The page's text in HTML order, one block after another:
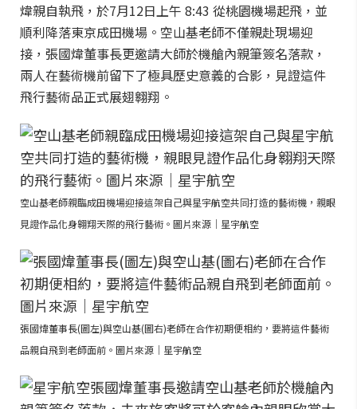
煒親自執飛，於7月12日上午 8:43 從桃園機場起飛，並
順利降落東京成田機場。空山基老師不僅親赴現場迎
接，張國煒董事長更邀請大師於機艙內親筆簽名落款，
兩人在藝術機前留下了極具歷史意義的合影，見證這件
飛行藝術品正式展翅翱翔。
空山基老師親臨成田機場迎接這架自己與星宇航空共同打造的藝術機，親眼
見證作品化身翱翔天際的飛行藝術。圖片來源｜星宇航空
張國煒董事長(圖左)與空山基(圖右)老師在合作初期便相約，要將這件藝術
品親自飛到老師面前。圖片來源｜星宇航空